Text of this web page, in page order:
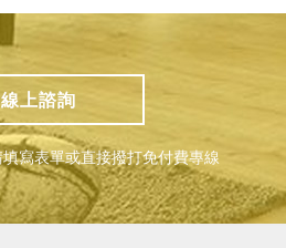
線上諮詢
寫表單或直接撥打免付費專線